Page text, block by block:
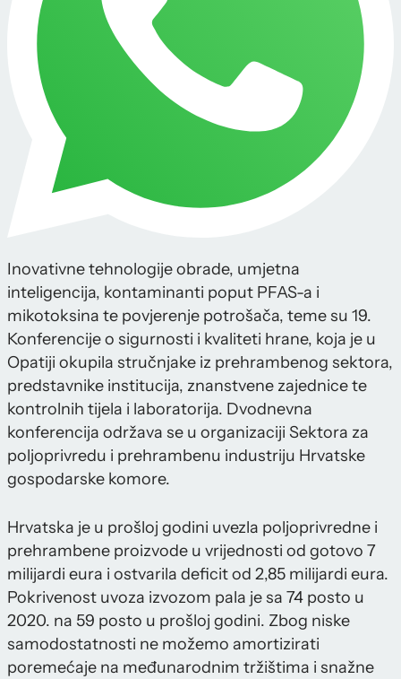
Inovativne tehnologije obrade, umjetna
inteligencija, kontaminanti poput PFAS-a i
mikotoksina te povjerenje potrošača, teme su 19.
Konferencije o sigurnosti i kvaliteti hrane, koja je u
Opatiji okupila stručnjake iz prehrambenog sektora,
predstavnike institucija, znanstvene zajednice te
kontrolnih tijela i laboratorija. Dvodnevna
konferencija održava se u organizaciji Sektora za
poljoprivredu i prehrambenu industriju Hrvatske
gospodarske komore.
Hrvatska je u prošloj godini uvezla poljoprivredne i
prehrambene proizvode u vrijednosti od gotovo 7
milijardi eura i ostvarila deficit od 2,85 milijardi eura.
Pokrivenost uvoza izvozom pala je sa 74 posto u
2020. na 59 posto u prošloj godini. Zbog niske
samodostatnosti ne možemo amortizirati
poremećaje na međunarodnim tržištima i snažne